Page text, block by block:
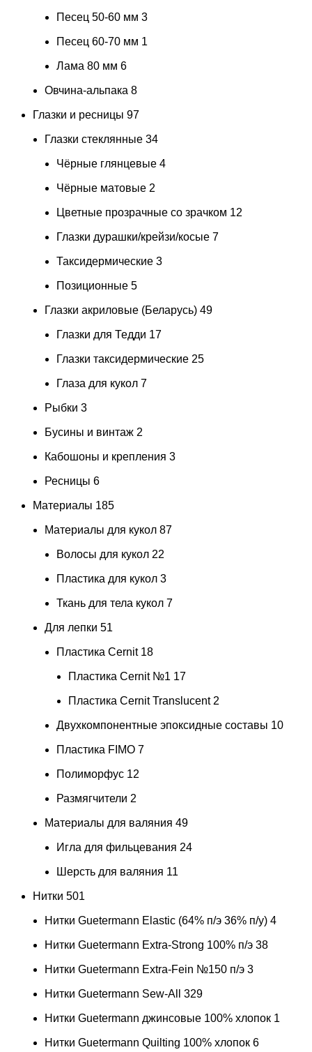
Песец 50-60 мм 3
Песец 60-70 мм 1
Лама 80 мм 6
Овчина-альпака 8
Глазки и ресницы 97
Глазки стеклянные 34
Чёрные глянцевые 4
Чёрные матовые 2
Цветные прозрачные со зрачком 12
Глазки дурашки/крейзи/косые 7
Таксидермические 3
Позиционные 5
Глазки акриловые (Беларусь) 49
Глазки для Тедди 17
Глазки таксидермические 25
Глаза для кукол 7
Рыбки 3
Бусины и винтаж 2
Кабошоны и крепления 3
Ресницы 6
Материалы 185
Материалы для кукол 87
Волосы для кукол 22
Пластика для кукол 3
Ткань для тела кукол 7
Для лепки 51
Пластика Cernit 18
Пластика Cernit №1 17
Пластика Cernit Translucent 2
Двухкомпонентные эпоксидные составы 10
Пластика FIMO 7
Полиморфус 12
Размягчители 2
Материалы для валяния 49
Игла для фильцевания 24
Шерсть для валяния 11
Нитки 501
Нитки Guetermann Elastic (64% п/э 36% п/у) 4
Нитки Guetermann Extra-Strong 100% п/э 38
Нитки Guetermann Extra-Fein №150 п/э 3
Нитки Guetermann Sew-All 329
Нитки Guetermann джинсовые 100% хлопок 1
Нитки Guetermann Quilting 100% хлопок 6